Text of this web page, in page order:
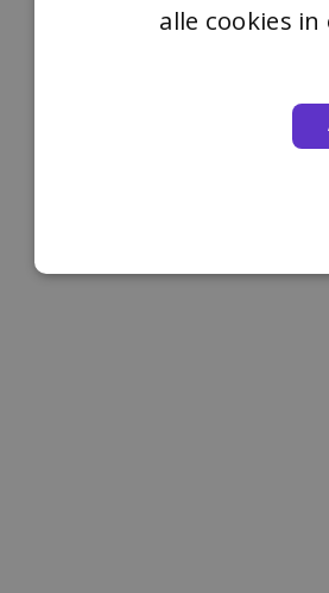
alle cookies